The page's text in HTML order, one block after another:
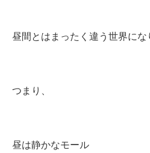
昼間とはまったく違う世界にな
つまり、
昼は静かなモール